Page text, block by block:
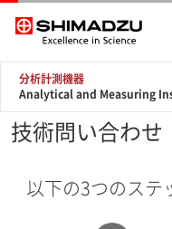
分析計測機器
Analytical and Measuring
技術問い合わせ
以下の3つのステ